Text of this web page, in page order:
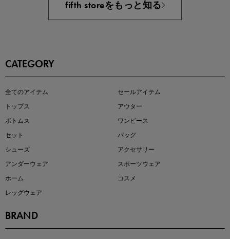
真夏のオフィスカジュアル
fifth storeをもっと知る
CATEGORY
全てのアイテム
セールアイテム
トップス
アウター
ボトムス
ワンピース
セット
バッグ
シューズ
アクセサリー
アンダーウェア
スポーツウェア
ホーム
コスメ
レッグウェア
BRAND